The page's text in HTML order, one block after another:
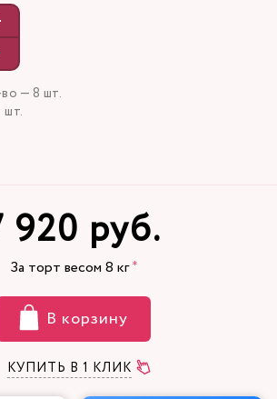
— 8 шт.
шт.
920 руб.
За торт весом 8 кг
В корзину
КУПИТЬ В 1 КЛИК